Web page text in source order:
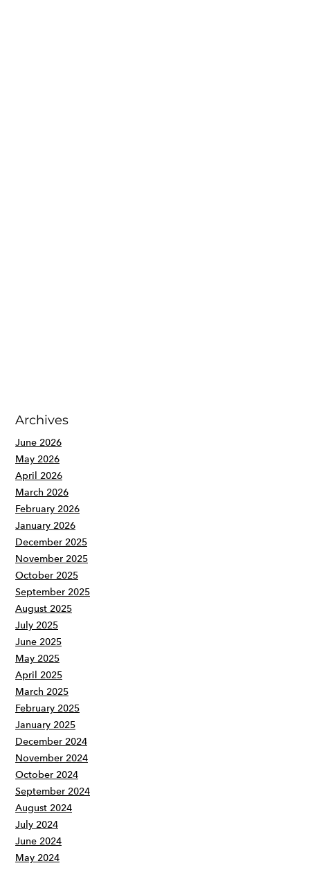
Archives
June 2026
May 2026
April 2026
March 2026
February 2026
January 2026
December 2025
November 2025
October 2025
September 2025
August 2025
July 2025
June 2025
May 2025
April 2025
March 2025
February 2025
January 2025
December 2024
November 2024
October 2024
September 2024
August 2024
July 2024
June 2024
May 2024